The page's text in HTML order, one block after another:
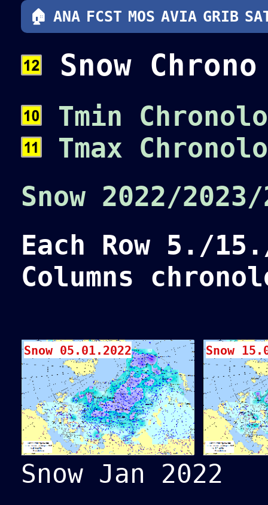
Snow
Tmin
Tmax
Snow 2022/2023/
Each Row 5./
Columns
Snow 05.01.2022 Snow
Snow Jan 2022
🏠 ANA FCST MOS AVIA GRIB